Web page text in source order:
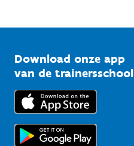
Bedrijven
Trainers en begeleiders
Topsporters
Vlaamse Trainersschool
Kennisplatform
Downloads
Voor de pers
Download onze app
van de trainersschool